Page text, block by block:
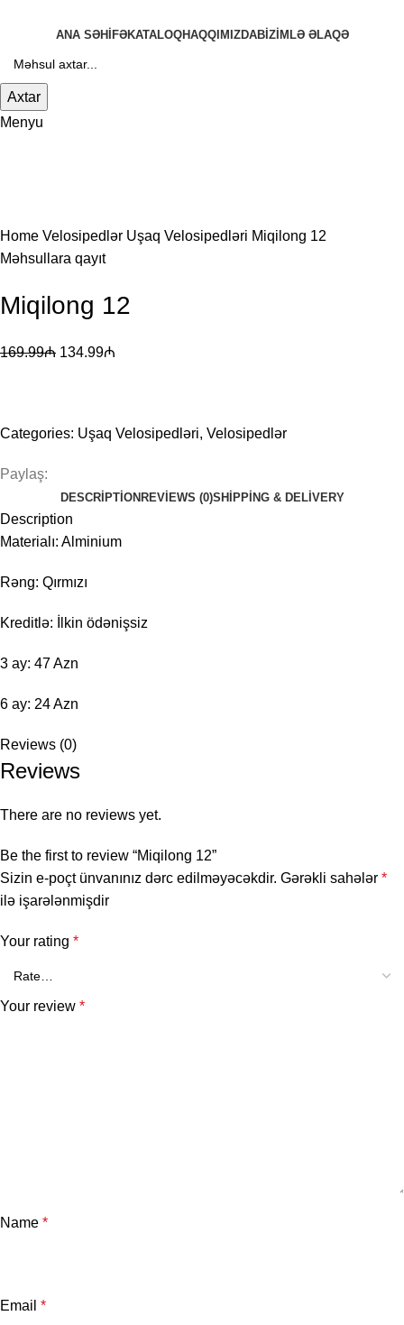
ANA SƏHIFƏKATALOQHAQQIMIZDABIZIMLƏ ƏLAQƏ
Axtar
Menyu
Home Velosipedlər Uşaq Velosipedləri Miqilong 12
Məhsullara qayıt
Miqilong 12
169.99₼ 134.99₼
Categories: Uşaq Velosipedləri, Velosipedlər
Paylaş:
DESCRIPTION REVIEWS (0)SHIPPING & DELIVERY
Description
Materialı: Alminium
Rəng: Qırmızı
Kreditlə: İlkin ödənişsiz
3 ay: 47 Azn
6 ay: 24 Azn
Reviews (0)
Reviews
There are no reviews yet.
Be the first to review “Miqilong 12”
Sizin e-poçt ünvanınız dərc edilməyəcəkdir. Gərəkli sahələr *
ilə işarələnmişdir
Your rating *
Your review *
Name *
Email *